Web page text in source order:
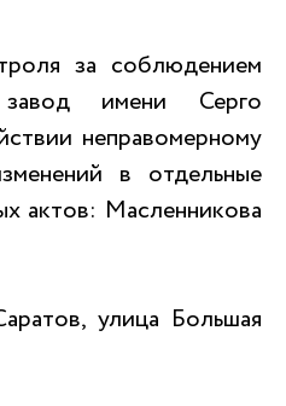
за соблюдением
завод имени Серго
неправомерному
в отдельные
актов: Масленникова
улица Большая